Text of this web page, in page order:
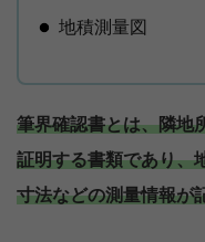
地積測量図
筆界確認書とは、隣地
証明する書類であり、
寸法などの測量情報が